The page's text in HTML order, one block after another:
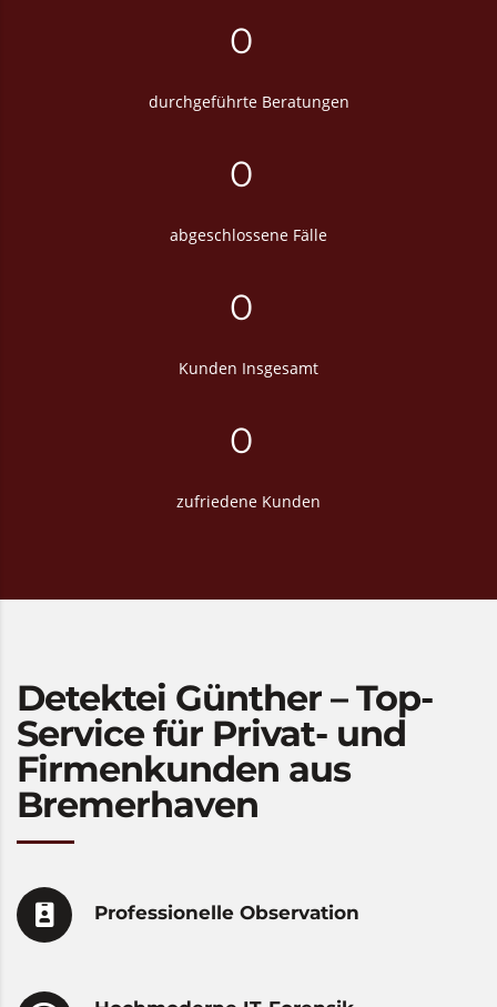
0
durchgeführte Beratungen
0
abgeschlossene Fälle
0
Kunden Insgesamt
0
zufriedene Kunden
Detektei Günther – Top-
Service für Privat- und
Firmenkunden aus
Bremerhaven
Professionelle Observation